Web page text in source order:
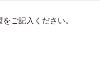
ご記入ください。